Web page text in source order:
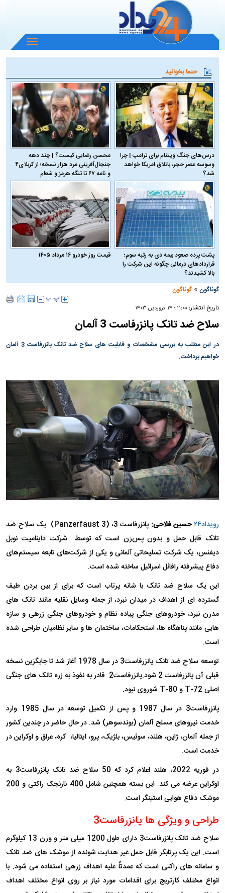
باز
و
منو
حتما بخوانید
درس‌های جنگ ویتنام برای ترامپ | چرا
وسوسه عصر حجر، باتلاق امریکا خواهد
شد؟
محسن رضایی کیست؟ | چند دهه
جنجال‌آفرینی مرد هزار نسخه؛ از کربلای۴
و نامه ۶۷ تا تنگه هرمز و شعام
پشت پرده صعود بیمه دی به رتبه سوم؛
قراردادهای درمانی چگونه این شرکت را
بالا کشیدند؟
قیمت روز خودرو ۱۶ مرداد ۱۴۰۵
گوناگون »گوناگون
تاریخ انتشار:۱۱:۰۰ - ۱۴ فروردين ۱۴۰۳
سلاح ضد تانک پانزرفاست 3 آلمان
در این مطلب به بررسی مشخصات و قابلیت های سلاح ضد تانک پانزرفاست 3 آلمان
خواهیم پرداخت.
رویداد۲۴ حسین فلاحی:
پانزرفاست 3، (Panzerfaust 3) یک سلاح ضد
تانک قابل حمل و بدون پس‌زن است که توسط شرکت داینامیت نوبل
دیفنس، یک شرکت تسلیحاتی آلمانی و یکی از شرکت‌های تابعه سیستم‌های
دفاع پیشرفته رافائل اسرائیل ساخته شده است.
این یک سلاح ضد تانک با شانه پرتاب است که برای از بین بردن طیف
گسترده ای از اهداف در میدان نبرد، از جمله وسایل نقلیه مانند تانک های
مدرن نبرد، خودروهای جنگی پیاده نظام و خودروهای جنگی زرهی و سازه
هایی مانند پناهگاه ها، استحکامات، ساختمان ها و سایر نظامیان طراحی شده
است.
توسعه سلاح ضد تانک پانزرفاست3 در سال 1978 آغاز شد تا جایگزین نسخه
قبلی آن پانزرفاست 2 شود.پانزرفاست2 قادر به نفوذ به زره تانک های جنگی
اصلی T-72 و T-80 شوروی نبود.
پانزرفاست3 در سال 1987 و پس از تکمیل توسعه در سال 1985 وارد
خدمت نیروهای مسلح آلمان (بوندسوهر) شد. در حال حاضر در چندین کشور
از جمله آلمان، ژاپن، هلند، سوئیس، بلژیک، پرو، ایتالیا، کره، عراق و اوکراین در
خدمت است.
در فوریه 2022، هلند اعلام کرد که 50 سلاح ضد تانک پانزرفاست3 به
اوکراین عرضه می کند. این بسته همچنین شامل 400 نارنجک راکتی و 200
موشک دفاع هوایی استینگر است.
طراحی و ویژگی ها پانزرفاست3
سلاح ضد تانک پانزرفاست3 دارای طول 1200 میلی متر و وزن 13 کیلوگرم
است. این یک پرتابگر قابل حمل غیر هدایت شونده از موشک های ضد تانک
و سامانه های راکتی است که عمدتاً علیه اهداف زرهی استفاده می شود. با
انواع مختلف کارتریج برای اقدامات مورد نیاز بر روی انواع مختلف اهداف